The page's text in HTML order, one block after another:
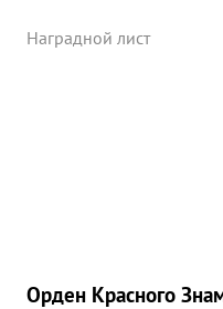
подарком ЧАСАМИ и
Наградной лист
Орден Красного